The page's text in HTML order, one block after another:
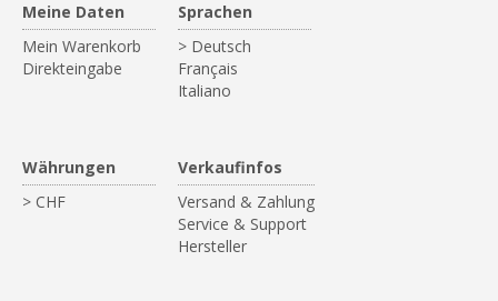
Meine Daten
Mein Warenkorb
Direkteingabe
Sprachen
> Deutsch
Français
Italiano
Währungen
> CHF
Verkaufinfos
Versand & Zahlung
Service & Support
Hersteller